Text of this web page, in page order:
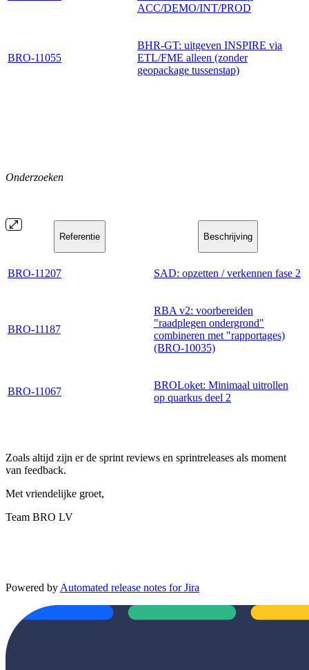
ACC/DEMO/INT/PROD
BRO-11055
BHR-GT: uitgeven INSPIRE via
ETL/FME alleen (zonder
geopackage tussenstap)
Onderzoeken
Referentie Beschrijving
BRO-11207 SAD: opzetten / verkennen fase 2
BRO-11187
RBA v2: voorbereiden
"raadplegen ondergrond"
combineren met "rapportages)
(BRO-10035)
BRO-11067
BROLoket: Minimaal uitrollen
op quarkus deel 2
Zoals altijd zijn er de sprint reviews en sprintreleases als moment
van feedback.
Met vriendelijke groet,
Team BRO LV
Powered by Automated release notes for Jira